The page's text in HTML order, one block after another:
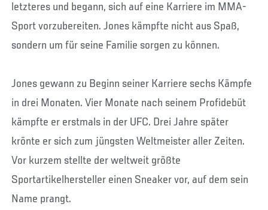
letzteres und begann, sich auf eine Karriere im MMA-
Sport vorzubereiten. Jones kämpfte nicht aus Spaß,
sondern um für seine Familie sorgen zu können.
Jones gewann zu Beginn seiner Karriere sechs Kämpfe
in drei Monaten. Vier Monate nach seinem Profidebüt
kämpfte er erstmals in der UFC. Drei Jahre später
krönte er sich zum jüngsten Weltmeister aller Zeiten.
Vor kurzem stellte der weltweit größte
Sportartikelhersteller einen Sneaker vor, auf dem sein
Name prangt.